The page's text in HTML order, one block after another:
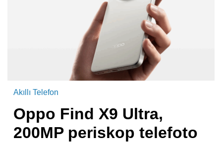
Akıllı Telefon
Oppo Find X9 Ultra,
200MP periskop telefoto